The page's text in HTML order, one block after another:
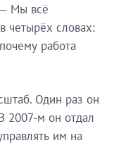
Мы всё
четырёх словах:
работа
Один раз он
2007-м он отдал
им на